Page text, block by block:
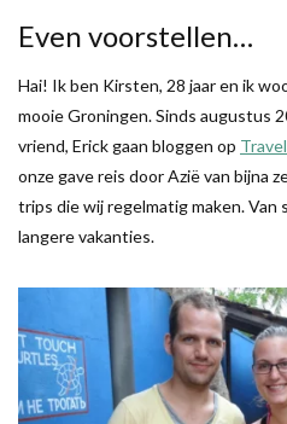
Even voorstellen…
Hai! Ik ben Kirsten, 28 jaar en ik
mooie Groningen. Sinds augustus
vriend, Erick gaan bloggen op
onze gave reis door Azië van bijna
trips die wij regelmatig maken.
langere vakanties.